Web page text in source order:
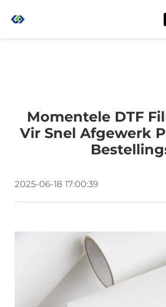
Momentele DTF
Vir Snel Afgewerk
2025-06-18 17:00:39